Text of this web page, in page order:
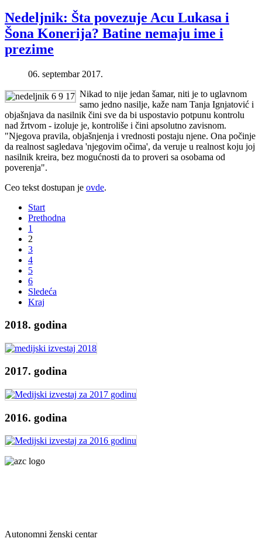
Nedeljnik: Šta povezuje Acu Lukasa i
Šona Konerija? Batine nemaju ime i
prezime
06. septembar 2017.
Nikad to nije jedan šamar, niti je to uglavnom
samo jedno nasilje, kaže nam Tanja Ignjatović i
objašnjava da nasilnik čini sve da bi uspostavio potpunu kontrolu
nad žrtvom - izoluje je, kontroliše i čini apsolutno zavisnom.
"Njegova pravila, objašnjenja i vrednosti postaju njene. Ona počinje
da realnost sagledava 'njegovim očima', da veruje u realnost koju joj
nasilnik kreira, bez mogućnosti da to proveri sa osobama od
poverenja".
Ceo tekst dostupan je ovde.
Start
Prethodna
1
2
3
4
5
6
Sledeća
Kraj
2018. godina
2017. godina
2016. godina
Autonomni ženski centar